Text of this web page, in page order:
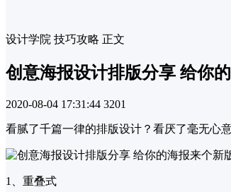
设计学院 技巧攻略 正文
创意海报设计排版分享 给你
2020-08-04 17:31:44 3201
看腻了千篇一律的排版设计？看厌了毫无心
1、重叠式